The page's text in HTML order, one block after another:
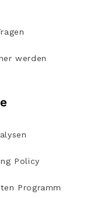
werden
Policy
Programm